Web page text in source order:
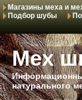
Магазины меха и
Подбор шубы
Мех
натурального